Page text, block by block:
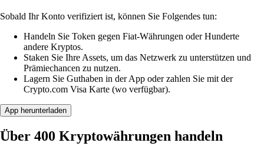
Sobald Ihr Konto verifiziert ist, können Sie Folgendes tun:
Handeln Sie Token gegen Fiat-Währungen oder Hunderte
andere Kryptos.
Staken Sie Ihre Assets, um das Netzwerk zu unterstützen und
Prämiechancen zu nutzen.
Lagern Sie Guthaben in der App oder zahlen Sie mit der
Crypto.com Visa Karte (wo verfügbar).
App herunterladen
Über 400 Kryptowährungen handeln